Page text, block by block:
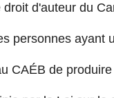
droit d'auteur du
personnes
CAÉB de